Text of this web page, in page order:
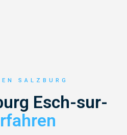
SALZBURG
Esch-sur-